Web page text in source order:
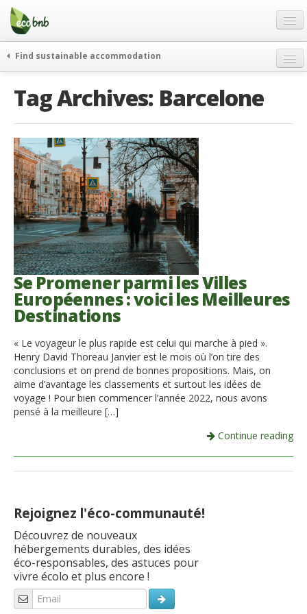
Menu
Skip
content
Offres Spéciales
FAQ
À propos
Partenaires
Contacts
French
German
English
Spanish
French
Find sustainable accommodation
Tag Archives: Barcelone
Se Promener parmi les Villes
Européennes : voici les Meilleures
Destinations
« Le voyageur le plus rapide est celui qui marche à pied ».
Henry David Thoreau Janvier est le mois où l’on tire des
conclusions et on prend de bonnes propositions. Mais, on
aime d’avantage les classements et surtout les idées de
voyage ! Pour bien commencer l’année 2022, nous avons
pensé à la meilleure […]
Continue reading
Rejoignez l'éco-communauté!
Découvrez de nouveaux
hébergements durables, des idées
éco-responsables, des astuces pour
vivre écolo et plus encore !